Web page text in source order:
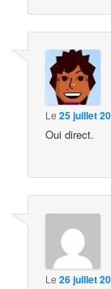
Le25 juillet
Oui direct.
Le26 juillet